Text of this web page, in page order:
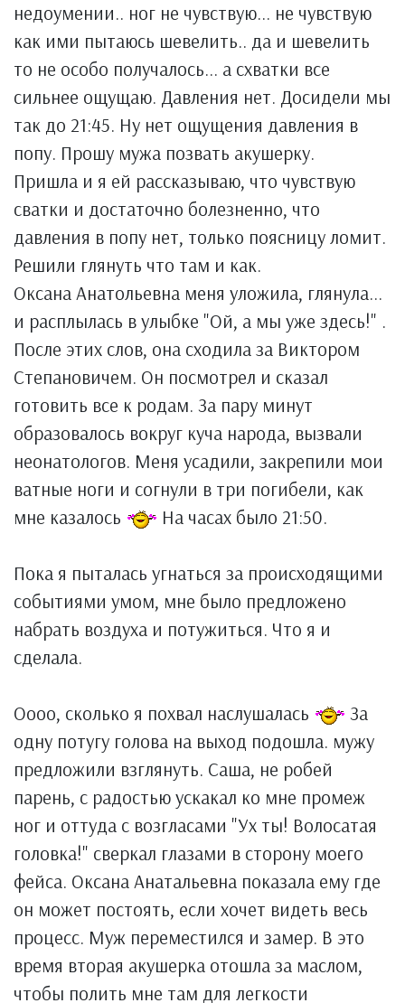
недоумении.. ног не чувствую... не чувствую
как ими пытаюсь шевелить.. да и шевелить
то не особо получалось... а схватки все
сильнее ощущаю. Давления нет. Досидели мы
так до 21:45. Ну нет ощущения давления в
попу. Прошу мужа позвать акушерку.
Пришла и я ей рассказываю, что чувствую
сватки и достаточно болезненно, что
давления в попу нет, только поясницу ломит.
Решили глянуть что там и как.
Оксана Анатольевна меня уложила, глянула...
и расплылась в улыбке "Ой, а мы уже здесь!" .
После этих слов, она сходила за Виктором
Степановичем. Он посмотрел и сказал
готовить все к родам. За пару минут
образовалось вокруг куча народа, вызвали
неонатологов. Меня усадили, закрепили мои
ватные ноги и согнули в три погибели, как
мне казалось
На часах было 21:50.
Пока я пыталась угнаться за происходящими
событиями умом, мне было предложено
набрать воздуха и потужиться. Что я и
сделала.
Оооо, сколько я похвал наслушалась
За
одну потугу голова на выход подошла. мужу
предложили взглянуть. Саша, не робей
парень, с радостью ускакал ко мне промеж
ног и оттуда с возгласами "Ух ты! Волосатая
головка!" сверкал глазами в сторону моего
фейса. Оксана Анатальевна показала ему где
он может постоять, если хочет видеть весь
процесс. Муж переместился и замер. В это
время вторая акушерка отошла за маслом,
чтобы полить мне там для легкости